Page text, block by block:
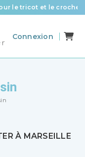
le tricot et le crochet
Connexion
À MARSEILLE